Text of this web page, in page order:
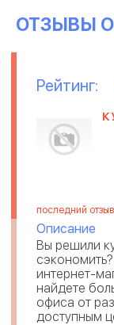
ОТЗЫВЫ
Рейтинг:
последний
Описание
Вы решили
интернет-
найдете
офиса от
доступным